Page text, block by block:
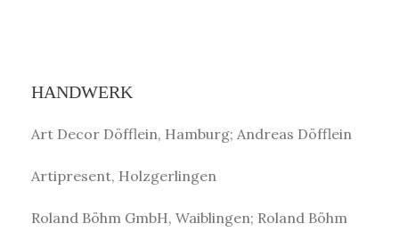
HANDWERK
Art Decor Döfflein, Hamburg; Andreas Döfflein
Artipresent, Holzgerlingen
Roland Böhm GmbH, Waiblingen; Roland Böhm